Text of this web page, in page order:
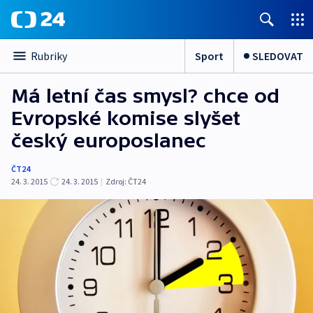
Rubriky Sport SLEDOVAT
Má letní čas smysl? chce od
Evropské komise slyšet
český europoslanec
ČT24
24. 3. 2015
24. 3. 2015 | Zdroj: ČT24